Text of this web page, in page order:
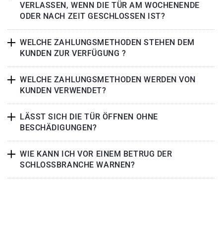
VERLASSEN, WENN DIE TÜR AM WOCHENENDE
ODER NACH ZEIT GESCHLOSSEN IST?
WELCHE ZAHLUNGSMETHODEN STEHEN DEM
KUNDEN ZUR VERFÜGUNG ?
WELCHE ZAHLUNGSMETHODEN WERDEN VON
KUNDEN VERWENDET?
LÄSST SICH DIE TÜR ÖFFNEN OHNE
BESCHÄDIGUNGEN?
WIE KANN ICH VOR EINEM BETRUG DER
SCHLOSSBRANCHE WARNEN?